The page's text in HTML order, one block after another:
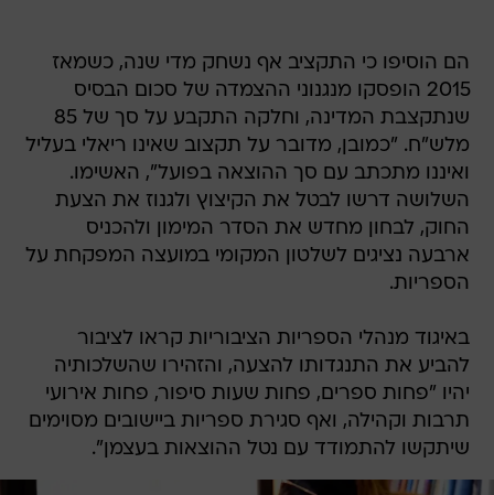
הם הוסיפו כי התקציב אף נשחק מדי שנה, כשמאז
2015 הופסקו מנגנוני ההצמדה של סכום הבסיס
שנתקצבת המדינה, וחלקה התקבע על סך של 85
מלש"ח. "כמובן, מדובר על תקצוב שאינו ריאלי בעליל
ואיננו מתכתב עם סך ההוצאה בפועל", האשימו.
השלושה דרשו לבטל את הקיצוץ ולגנוז את הצעת
החוק, לבחון מחדש את הסדר המימון ולהכניס
ארבעה נציגים לשלטון המקומי במועצה המפקחת על
הספריות.
באיגוד מנהלי הספריות הציבוריות קראו לציבור
להביע את התנגדותו להצעה, והזהירו שהשלכותיה
יהיו "פחות ספרים, פחות שעות סיפור, פחות אירועי
תרבות וקהילה, ואף סגירת ספריות ביישובים מסוימים
שיתקשו להתמודד עם נטל ההוצאות בעצמן".